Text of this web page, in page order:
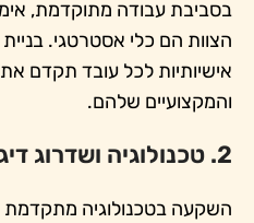
בסביבת עבודה מתוקדמת,
הצוות הם כלי אסטרטגי. בניית
אישיותיות לכל עובד תקדם
והמקצועיים שלהם.
2. טכנולוגיה ושדרוג דיגיטלי:
השקעה בטכנולוגיה מתקדמת